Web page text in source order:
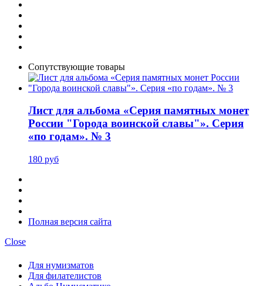
Сопутствующие товары
Лист для альбома «Серия памятных монет
России "Города воинской славы"». Серия
«по годам». № 3
180 руб
Полная версия сайта
Close
Для нумизматов
Для филателистов